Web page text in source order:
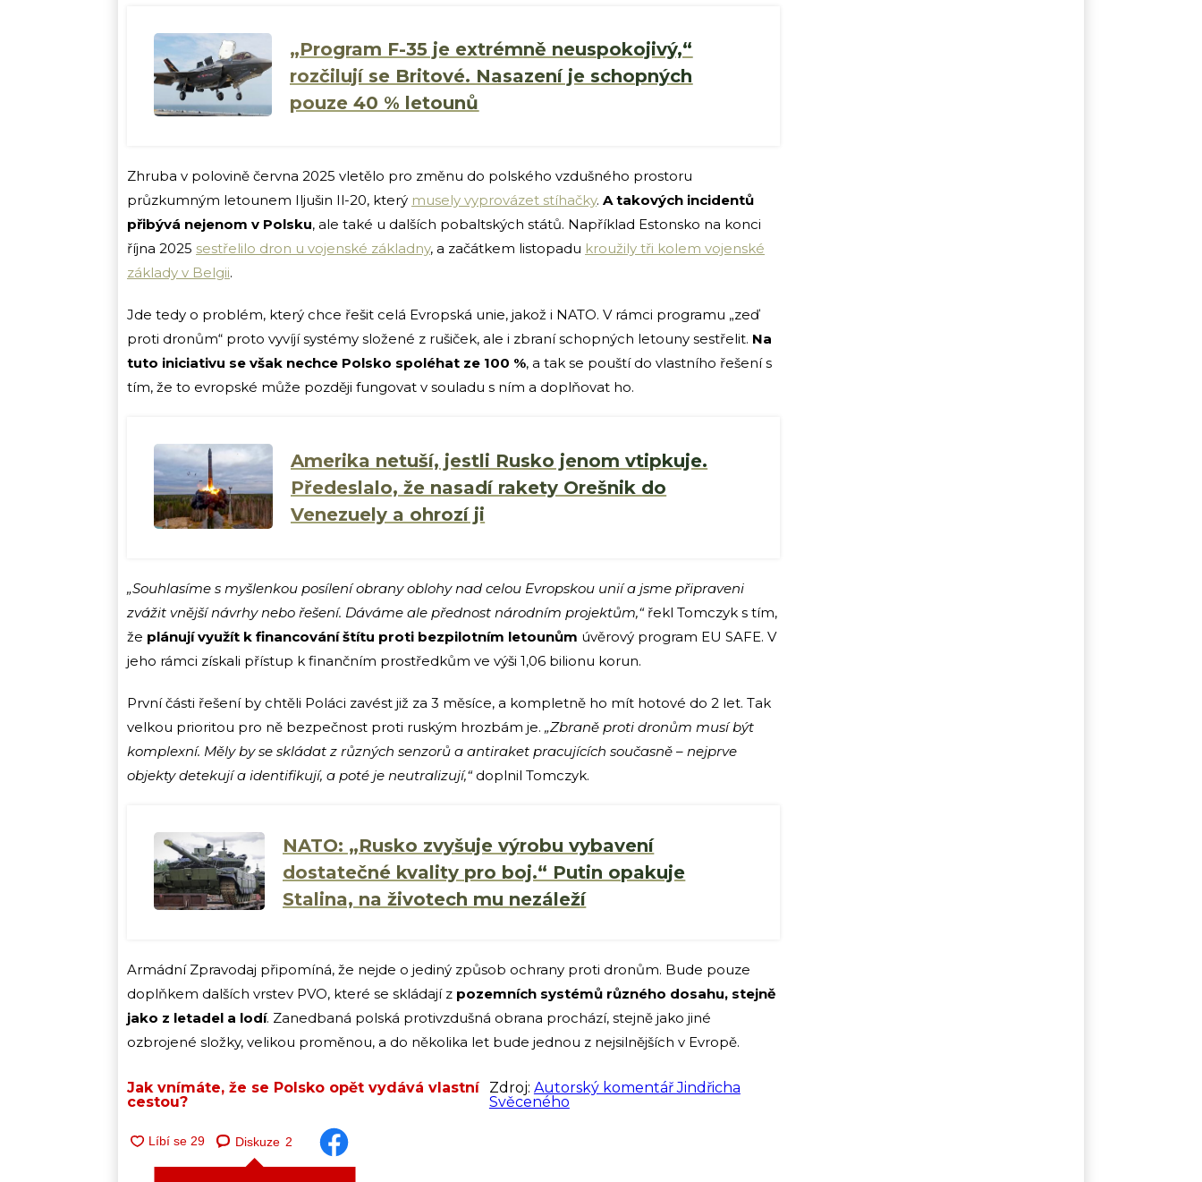
„Program F-35 je extrémně neuspokojivý,“
rozčilují se Britové. Nasazení je schopných
pouze 40 % letounů
Zhruba v polovině června 2025 vletělo pro změnu do polského vzdušného prostoru
průzkumným letounem Iljušin Il-20, který musely vyprovázet stíhačky. A takových incidentů
přibývá nejenom v Polsku, ale také u dalších pobaltských států. Například Estonsko na konci
října 2025 sestřelilo dron u vojenské základny, a začátkem listopadu kroužily tři kolem vojenské
základy v Belgii.
Jde tedy o problém, který chce řešit celá Evropská unie, jakož i NATO. V rámci programu „zeď
proti dronům“ proto vyvíjí systémy složené z rušiček, ale i zbraní schopných letouny sestřelit. Na
tuto iniciativu se však nechce Polsko spoléhat ze 100 %, a tak se pouští do vlastního řešení s
tím, že to evropské může později fungovat v souladu s ním a doplňovat ho.
Amerika netuší, jestli Rusko jenom vtipkuje.
Předeslalo, že nasadí rakety Orešnik do
Venezuely a ohrozí ji
„Souhlasíme s myšlenkou posílení obrany oblohy nad celou Evropskou unií a jsme připraveni
zvážit vnější návrhy nebo řešení. Dáváme ale přednost národním projektům,“řekl Tomczyk s tím,
že plánují využít k financování štítu proti bezpilotním letounům úvěrový program EU SAFE. V
jeho rámci získali přístup k finančním prostředkům ve výši 1,06 bilionu korun.
První části řešení by chtěli Poláci zavést již za 3 měsíce, a kompletně ho mít hotové do 2 let. Tak
velkou prioritou pro ně bezpečnost proti ruským hrozbám je. „Zbraně proti dronům musí být
komplexní. Měly by se skládat z různých senzorů a antiraket pracujících současně – nejprve
objekty detekují a identifikují, a poté je neutralizují,“doplnil Tomczyk.
NATO: „Rusko zvyšuje výrobu vybavení
dostatečné kvality pro boj.“ Putin opakuje
Stalina, na životech mu nezáleží
Armádní Zpravodaj připomíná, že nejde o jediný způsob ochrany proti dronům. Bude pouze
doplňkem dalších vrstev PVO, které se skládají z pozemních systémů různého dosahu, stejně
jako z letadel a lodí. Zanedbaná polská protivzdušná obrana prochází, stejně jako jiné
ozbrojené složky, velikou proměnou, a do několika let bude jednou z nejsilnějších v Evropě.
Jak vnímáte, že se Polsko opět vydává vlastní
cestou?
Zdroj: Autorský komentář Jindřicha
Svěceného
Diskuze 2